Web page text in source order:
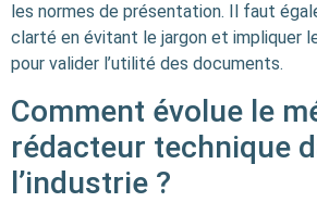
les normes de présentation. Il faut
clarté en évitant le jargon et impliquer
pour valider l’utilité des documents.
Comment évolue le
rédacteur technique
l’industrie ?